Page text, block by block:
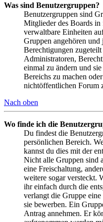
Was sind Benutzergruppen?
Benutzergruppen sind
Mitglieder des Boards
verwaltbare Einheiten
Gruppen angehören und
Berechtigungen
Administratoren,
einmal zu ändern und
Bereichs zu machen
nichtöffentlichen Forum
Nach oben
Wo finde ich die
Du findest die
persönlichen Bereich.
kannst du dies mit der
Nicht alle Gruppen sind
eine Freischaltung,
weitere sogar versteckt.
ihr einfach durch die
verlangt die Gruppe
sie bewerben. Ein
Antrag annehmen. Er